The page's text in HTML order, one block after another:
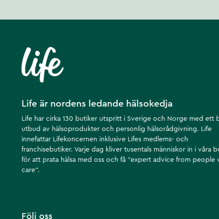
Life är nordens ledande hälsokedja
Life har cirka 130 butiker utspritt i Sverige och Norge med ett
utbud av hälsoprodukter och personlig hälsorådgivning. Life
innefattar Lifekoncernen inklusive Lifes medlems- och
franchisebutiker. Varje dag kliver tusentals människor in i våra
för att prata hälsa med oss och få ”expert advice from people
care”.
Följ oss